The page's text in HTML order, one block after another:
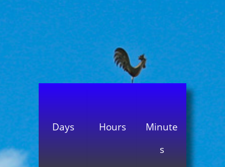
Days Hours
Minute
s